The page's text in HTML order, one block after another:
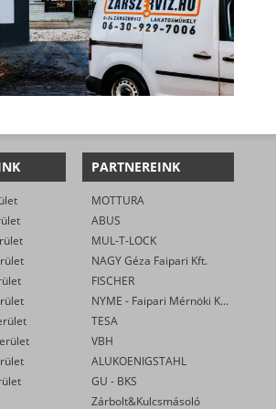
PARTNEREINK
MOTTURA
ABUS
MUL-T-LOCK
NAGY Géza Faipari Kft.
FISCHER
NYME - Faipari Mérnöki Kar
TESA
VBH
ALUKOENIGSTAHL
GU - BKS
Zárbolt&Kulcsmásoló